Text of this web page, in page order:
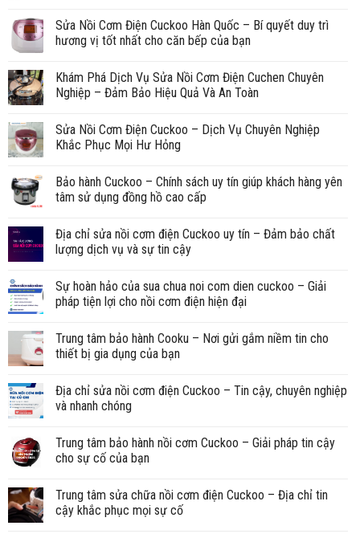
Sửa Nồi Cơm Điện Cuckoo Hàn Quốc – Bí quyết duy trì
hương vị tốt nhất cho căn bếp của bạn
Khám Phá Dịch Vụ Sửa Nồi Cơm Điện Cuchen Chuyên
Nghiệp – Đảm Bảo Hiệu Quả Và An Toàn
Sửa Nồi Cơm Điện Cuckoo – Dịch Vụ Chuyên Nghiệp
Khắc Phục Mọi Hư Hỏng
Bảo hành Cuckoo – Chính sách uy tín giúp khách hàng yên
tâm sử dụng đồng hồ cao cấp
Địa chỉ sửa nồi cơm điện Cuckoo uy tín – Đảm bảo chất
lượng dịch vụ và sự tin cậy
Sự hoàn hảo của sua chua noi com dien cuckoo – Giải
pháp tiện lợi cho nồi cơm điện hiện đại
Trung tâm bảo hành Cooku – Nơi gửi gắm niềm tin cho
thiết bị gia dụng của bạn
Địa chỉ sửa nồi cơm điện Cuckoo – Tin cậy, chuyên nghiệp
và nhanh chóng
Trung tâm bảo hành nồi cơm Cuckoo – Giải pháp tin cậy
cho sự cố của bạn
Trung tâm sửa chữa nồi cơm điện Cuckoo – Địa chỉ tin
cậy khắc phục mọi sự cố